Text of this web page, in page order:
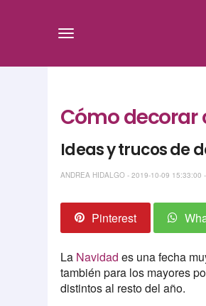
Cómo decorar
Ideas y trucos de
ANDREA HIDALGO - 2019-10-09 15:33:00
Pinterest
La Navidad es una fecha
también para los mayores
distintos al resto del año.